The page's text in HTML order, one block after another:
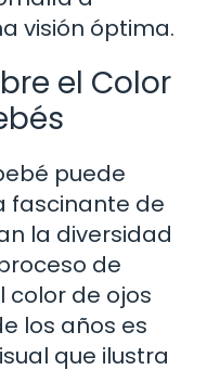
visión óptima.
el Color
puede
fascinante de
la diversidad
de
color de ojos
los años es
que ilustra